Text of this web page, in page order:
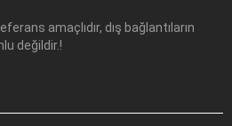
amaçlıdır, dış bağlantıların
değildir.!